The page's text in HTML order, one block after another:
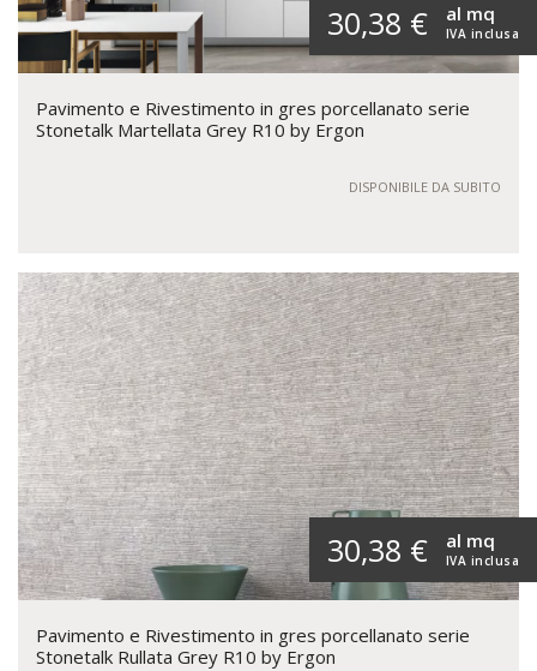
30,38 € IVA inclusa
al mq
Pavimento e Rivestimento in gres porcellanato serie
Stonetalk Martellata Grey R10 by Ergon
DISPONIBILE DA SUBITO
30,38 € IVA inclusa
al mq
Pavimento e Rivestimento in gres porcellanato serie
Stonetalk Rullata Grey R10 by Ergon